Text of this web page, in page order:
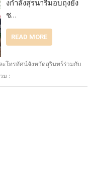
งกําลังสุรนารีมอบถุงยัง
ช…
READ MORE
โทรทัศน์จังหวัดสุรินทร์ร่วมกับ
ม :